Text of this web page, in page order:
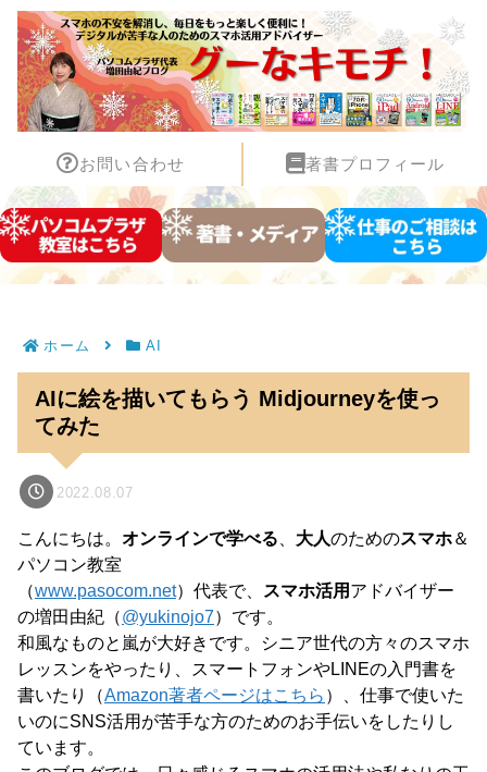
お問い合わせ 著書プロフィール
ホーム AI
AIに絵を描いてもらう Midjourneyを使っ
てみた
2022.08.07
こんにちは。 オンラインで学べる 大人のためのスマホ＆
パソコン教室
（www.pasocom.net）代表で、 スマホ活用 アドバイザー
の増田由紀（@yukinojo7）です。
和風なものと嵐が大好きです。シニア世代の方々のスマホ
レッスンをやったり、スマートフォンやLINEの入門書を
書いたり（Amazon著者ページはこちら ）、仕事で使いた
いのにSNS活用が苦手な方のためのお手伝いをしたりし
ています。